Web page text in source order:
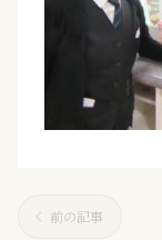
前の記事